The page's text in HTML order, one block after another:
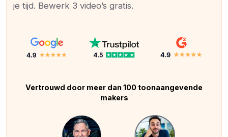
je tijd. Bewerk 3 video’s gratis.
Vertrouwd door meer dan 100 toonaangevende
makers